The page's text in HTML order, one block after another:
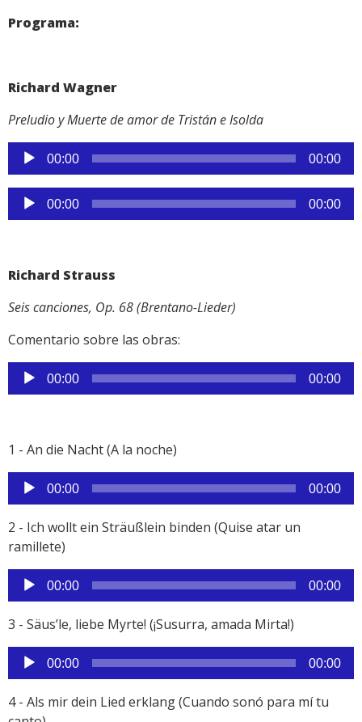
Programa:
Richard Wagner
Preludio y Muerte de amor de Tristán e Isolda
Reproductor
de
audio
00:00 00:00
Reproductor
de
00:00 00:00
Richard Strauss
Seis canciones, Op. 68 (Brentano-Lieder)
Comentario sobre las obras:
Reproductor
de
00:00 00:00
1 - An die Nacht (A la noche)
Reproductor
de
audio
00:00 00:00
2 - Ich wollt ein Sträußlein binden (Quise atar un
ramillete)
Reproductor
de
audio
00:00 00:00
3 - Säus’le, liebe Myrte! (¡Susurra, amada Mirta!)
Reproductor
de
audio
00:00 00:00
4 - Als mir dein Lied erklang (Cuando sonó para mí tu